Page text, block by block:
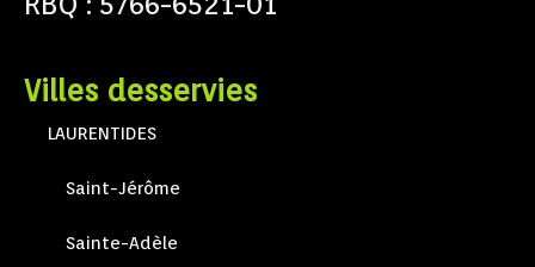
Villes desservies
LAURENTIDES
Saint-Jérôme
Sainte-Adèle